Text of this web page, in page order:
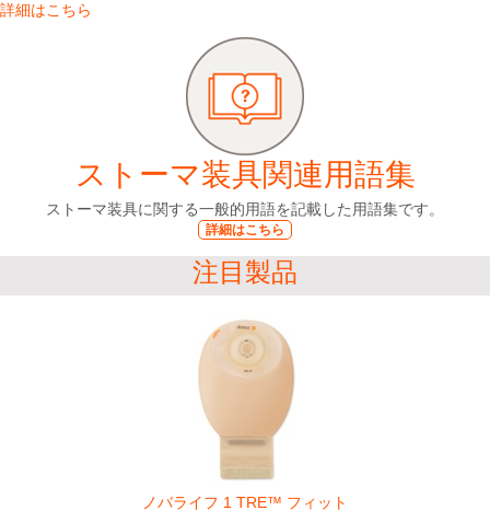
詳細はこちら
ストーマ装具関連用語集
ストーマ装具に関する一般的用語を記載した用語集です。
詳細はこちら
注目製品
ノバライフ 1 TRE™ フィット